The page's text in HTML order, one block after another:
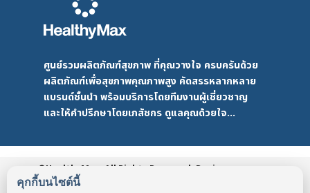
คุกกี้บนไซต์นี้
ศูนย์รวมผลิตภัณฑ์สุขภาพ ที่คุณวางใจ ครบครันด้วย
ผลิตภัณฑ์เพื่อสุขภาพคุณภาพสูง คัดสรรหลากหลาย
แบรนด์ชั้นนำ พร้อมบริการโดยทีมงานผู้เชี่ยวชาญ
และให้คำปรึกษาโดยเภสัชกร ดูแลคุณด้วยใจ...
©HealthyMax. All Rights Reserved. Design
by DMDHealthyMax